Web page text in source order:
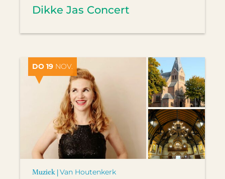
Dikke Jas Concert
DO 19 NOV.
Muziek |Van Houtenkerk